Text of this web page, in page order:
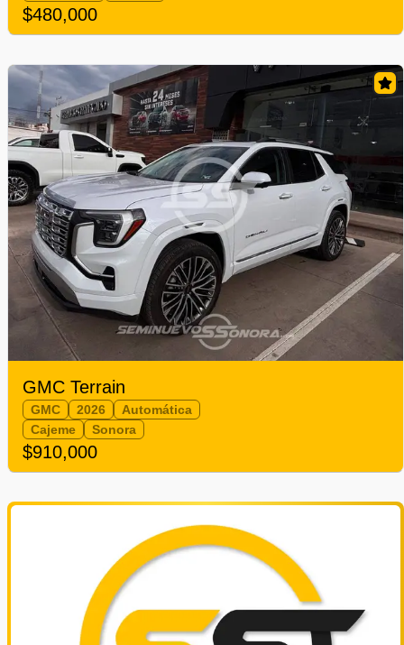
$480,000
GMC Terrain
GMC 2026
Automática
Cajeme
Sonora
$910,000